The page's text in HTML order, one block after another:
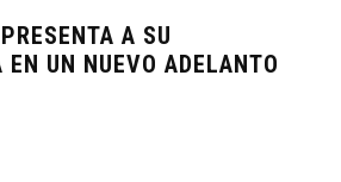
A SU
EN UN NUEVO ADELANTO